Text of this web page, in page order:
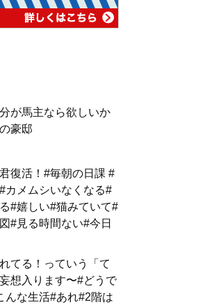
が馬主なら欲しいか
豪邸
復活！#毎朝の日課 #
カメムシいなくなる#
#嬉しい#猫みていて#
#見る時間ない#今日
てる！っていう「て
想入ります〜#どうで
んな生活#あれ#2階は